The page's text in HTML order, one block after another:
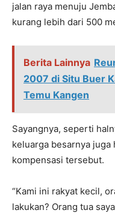
jalan raya menuju
kurang lebih dari 500
Berita Lainnya
2007 di Situ Buer
Temu Kangen
Sayangnya, seperti
keluarga besarnya juga
kompensasi tersebut.
“Kami ini rakyat kecil,
lakukan? Orang tua